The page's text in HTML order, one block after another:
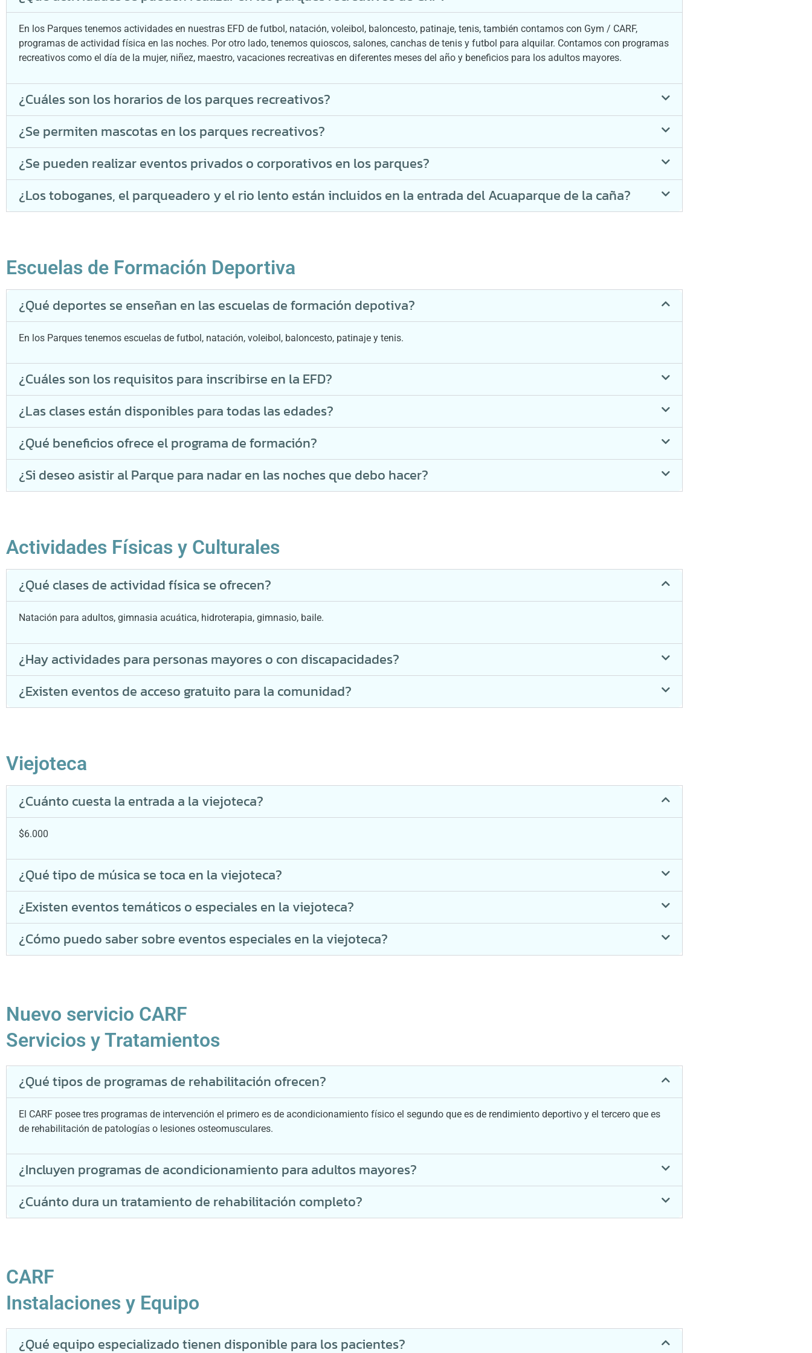
En los Parques tenemos actividades en nuestras EFD de futbol, natación, voleibol, baloncesto, patinaje, tenis, también contamos con Gym / CARF,
programas de actividad física en las noches. Por otro lado, tenemos quioscos, salones, canchas de tenis y futbol para alquilar. Contamos con programas
recreativos como el día de la mujer, niñez, maestro, vacaciones recreativas en diferentes meses del año y beneficios para los adultos mayores.
¿Cuáles son los horarios de los parques recreativos?
¿Se permiten mascotas en los parques recreativos?
¿Se pueden realizar eventos privados o corporativos en los parques?
¿Los toboganes, el parqueadero y el rio lento están incluidos en la entrada del Acuaparque de la caña?
Escuelas de Formación Deportiva
¿Qué deportes se enseñan en las escuelas de formación depotiva?
En los Parques tenemos escuelas de futbol, natación, voleibol, baloncesto, patinaje y tenis.
¿Cuáles son los requisitos para inscribirse en la EFD?
¿Las clases están disponibles para todas las edades?
¿Qué beneficios ofrece el programa de formación?
¿Si deseo asistir al Parque para nadar en las noches que debo hacer?
Actividades Físicas y Culturales
¿Qué clases de actividad física se ofrecen?
Natación para adultos, gimnasia acuática, hidroterapia, gimnasio, baile.
¿Hay actividades para personas mayores o con discapacidades?
¿Existen eventos de acceso gratuito para la comunidad?
Viejoteca
¿Cuánto cuesta la entrada a la viejoteca?
$6.000
¿Qué tipo de música se toca en la viejoteca?
¿Existen eventos temáticos o especiales en la viejoteca?
¿Cómo puedo saber sobre eventos especiales en la viejoteca?
Nuevo servicio CARF
Servicios y Tratamientos
¿Qué tipos de programas de rehabilitación ofrecen?
El CARF posee tres programas de intervención el primero es de acondicionamiento físico el segundo que es de rendimiento deportivo y el tercero que es
de rehabilitación de patologías o lesiones osteomusculares.
¿Incluyen programas de acondicionamiento para adultos mayores?
¿Cuánto dura un tratamiento de rehabilitación completo?
CARF
Instalaciones y Equipo
¿Qué equipo especializado tienen disponible para los pacientes?